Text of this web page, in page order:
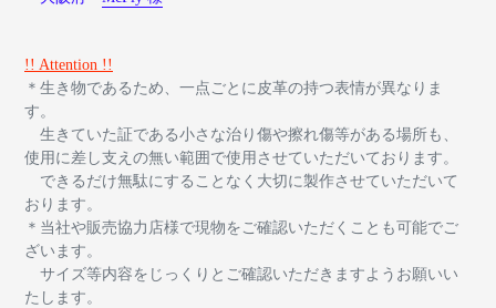
!! Attention !!
＊生き物であるため、一点ごとに皮革の持つ表情が異なりま
す。
生きていた証である小さな治り傷や擦れ傷等がある場所も、
使用に差し支えの無い範囲で使用させていただいております。
できるだけ無駄にすることなく大切に製作させていただいて
おります。
＊当社や販売協力店様で現物をご確認いただくことも可能でご
ざいます。
サイズ等内容をじっくりとご確認いただきますようお願いい
たします。